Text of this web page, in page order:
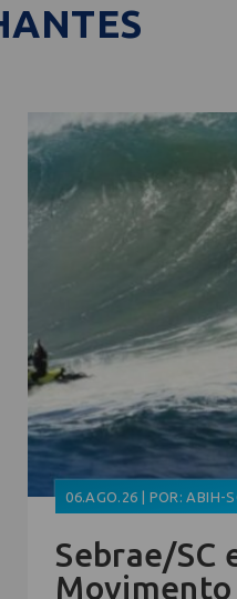
06.AGO.26 | POR: ABIH-
Sebrae/SC
Movimento